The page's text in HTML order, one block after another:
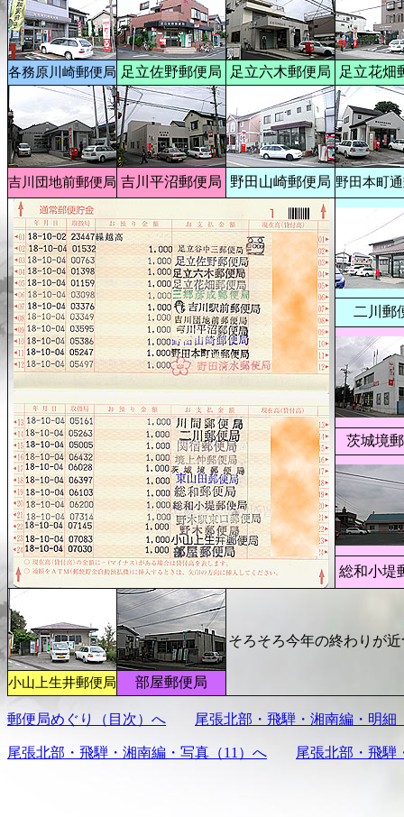
各務原川崎郵便局 足立佐野郵便局 足立六木郵便局 足立花畑
吉川団地前郵便局 吉川平沼郵便局 野田山崎郵便局 野田本町
二川郵
茨城境
総和小堤
そろそろ今年の終わりが
小山上生井郵便局 部屋郵便局
郵便局めぐり（目次）へ 尾張北部・飛騨・湘南編・明細
尾張北部・飛騨・湘南編・写真（11）へ 尾張北部・飛騨